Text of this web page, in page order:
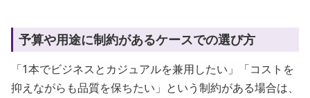
予算や用途に制約があるケースでの選び方
「1本でビジネスとカジュアルを兼用したい」「コストを
抑えながらも品質を保ちたい」という制約がある場合は、